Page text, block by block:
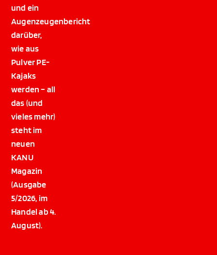
und ein
Augenzeugenbericht
darüber,
wie aus
Pulver PE-
Kajaks
werden – all
das (und
vieles mehr)
steht im
neuen
KANU
Magazin
(Ausgabe
5/2026, im
Handel ab 4.
August).